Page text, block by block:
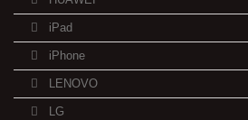
iPad
iPhone
LENOVO
LG